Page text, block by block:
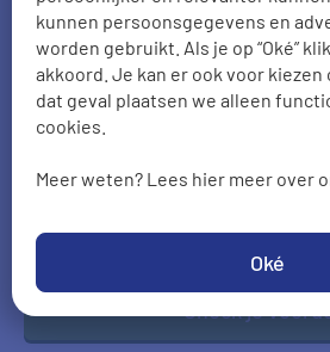
kunnen persoonsgegevens en
worden gebruikt. Als je op “Oké”
akkoord. Je kan er ook voor kiezen
dat geval plaatsen we alleen
cookies.
Meer weten? Lees hier meer over
Oké
Postcode Huisnr +
Check je